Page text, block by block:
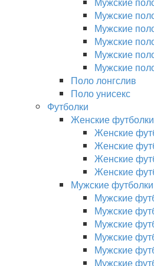
Мужские
Мужские
Мужские
Мужские
Мужские
Поло лонгслив
Поло унисекс
Футболки
Женские футболки
Женские
Женские
Женские
Женские
Мужские футболки
Мужские
Мужские
Мужские
Мужские
Мужские
Мужские